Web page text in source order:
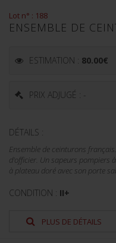
Lot n° : 188
ENSEMBLE DE
ESTIMATION : 80.00€
PRIX ADJUGÉ : -
DÉTAILS :
Ensemble de ceinturons
d'officier. Un sapeurs pompiers
à plateau doré avec son porte
CONDITION : II+
PLUS DE DÉTAILS